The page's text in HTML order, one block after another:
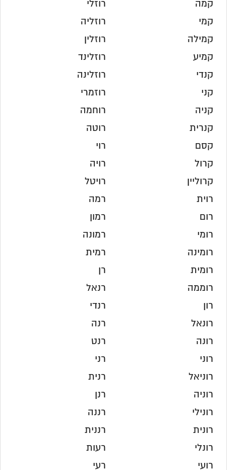
קמה
קמי
קמילה
קמיע
קנדי
קני
קניה
קנרית
קסם
קרול
קרוליין
רוזלי
רוזליה
רוזלין
רוזלינד
רוזלינה
רוזמרי
רוחמה
רוטה
רוי
רויה
רויטל
רוית
רום
רומי
רומינה
רומית
רוממה
רון
רונאל
רונה
רוני
רוניאל
רוניה
רונילי
רונית
רונלי
רועי
רמה
רמון
רמונה
רמית
רן
רנאל
רנדי
רנה
רנט
רני
רנית
רנן
רננה
רננית
רעות
רעי